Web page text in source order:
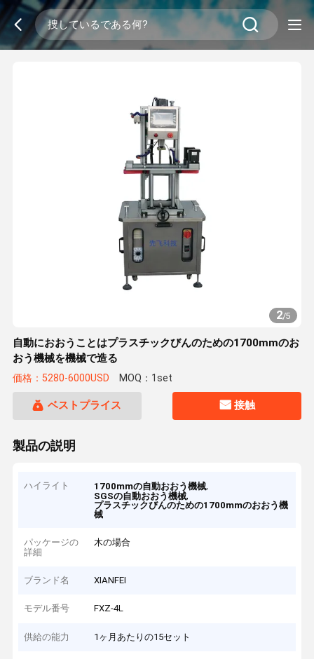
2/5
自動におおうことはプラスチックびんのための1700mmのお
おう機械を機械で造る
価格：5280-6000USD MOQ：1set
ベストプライス 接触
製品の説明
ハイライト 1700mmの自動おおう機械,
SGSの自動おおう機械,
プラスチックびんのための1700mmのおおう機
械
パッケージの
詳細
木の場合
ブランド名 XIANFEI
モデル番号 FXZ-4L
供給の能力 1ヶ月あたりの15セット